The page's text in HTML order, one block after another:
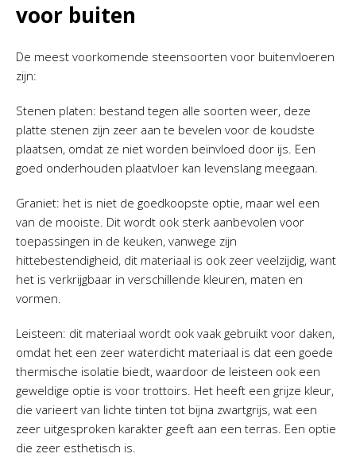
voor buiten
De meest voorkomende steensoorten voor buitenvloeren
zijn:
Stenen platen: bestand tegen alle soorten weer, deze
platte stenen zijn zeer aan te bevelen voor de koudste
plaatsen, omdat ze niet worden beïnvloed door ijs. Een
goed onderhouden plaatvloer kan levenslang meegaan.
Graniet: het is niet de goedkoopste optie, maar wel een
van de mooiste. Dit wordt ook sterk aanbevolen voor
toepassingen in de keuken, vanwege zijn
hittebestendigheid, dit materiaal is ook zeer veelzijdig, want
het is verkrijgbaar in verschillende kleuren, maten en
vormen.
Leisteen: dit materiaal wordt ook vaak gebruikt voor daken,
omdat het een zeer waterdicht materiaal is dat een goede
thermische isolatie biedt, waardoor de leisteen ook een
geweldige optie is voor trottoirs. Het heeft een grijze kleur,
die varieert van lichte tinten tot bijna zwartgrijs, wat een
zeer uitgesproken karakter geeft aan een terras. Een optie
die zeer esthetisch is.